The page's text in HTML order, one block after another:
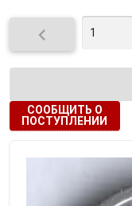

СООБЩИТЬ О
ПОСТУПЛЕНИИ